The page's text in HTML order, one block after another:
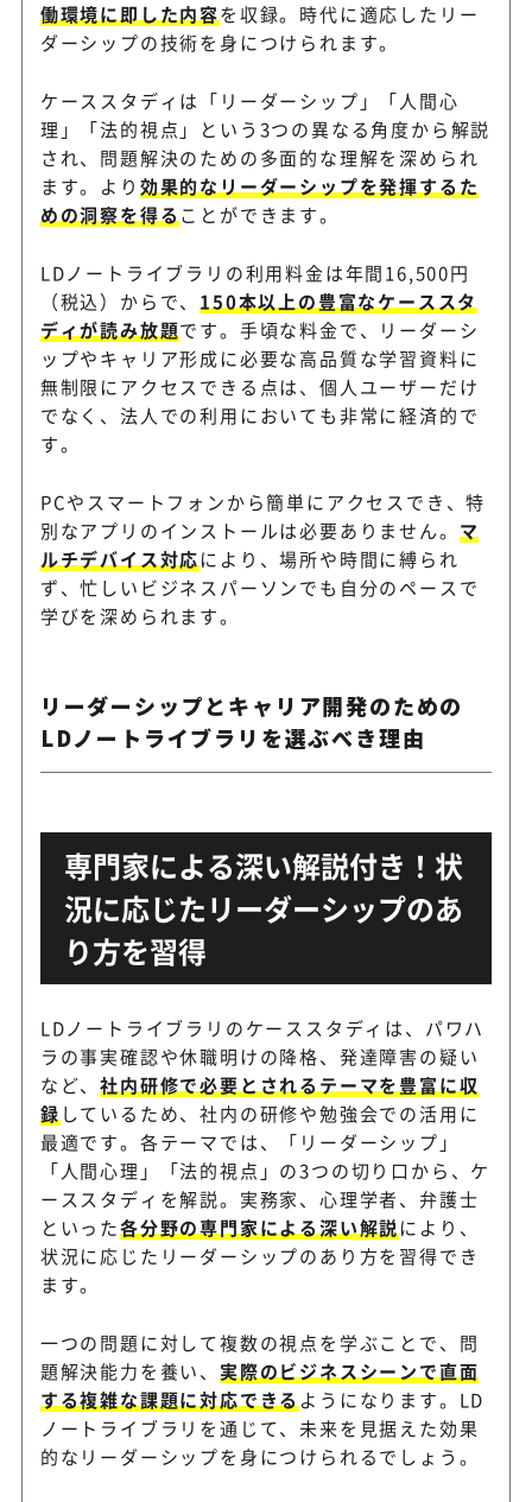
働環境に即した内容を収録。時代に適応したリー
ダーシップの技術を身につけられます。
ケーススタディは「リーダーシップ」「人間心
理」「法的視点」という3つの異なる角度から解説
され、問題解決のための多面的な理解を深められ
ます。より 効果的なリーダーシップを発揮するた
めの洞察を得る ことができます。
LDノートライブラリの利用料金は年間16,500円
（税込）からで、 150本以上の豊富なケーススタ
ディが読み放題です。手頃な料金で、リーダーシ
ップやキャリア形成に必要な高品質な学習資料に
無制限にアクセスできる点は、個人ユーザーだけ
でなく、法人での利用においても非常に経済的で
す。
PCやスマートフォンから簡単にアクセスでき、特
別なアプリのインストールは必要ありません。 マ
ルチデバイス対応により、場所や時間に縛られ
ず、忙しいビジネスパーソンでも自分のペースで
学びを深められます。
リーダーシップとキャリア開発のための
LDノートライブラリを選ぶべき理由
専門家による深い解説付き！状
況に応じたリーダーシップのあ
り方を習得
LDノートライブラリのケーススタディは、パワハ
ラの事実確認や休職明けの降格、発達障害の疑い
など、社内研修で必要とされるテーマを豊富に収
録 しているため、社内の研修や勉強会での活用に
最適です。各テーマでは、「リーダーシップ」
「人間心理」「法的視点」の3つの切り口から、ケ
ーススタディを解説。実務家、心理学者、弁護士
といった各分野の専門家による深い解説により、
状況に応じたリーダーシップのあり方を習得でき
ます。
一つの問題に対して複数の視点を学ぶことで、問
題解決能力を養い、 実際のビジネスシーンで直面
する複雑な課題に対応できる ようになります。LD
ノートライブラリを通じて、未来を見据えた効果
的なリーダーシップを身につけられるでしょう。